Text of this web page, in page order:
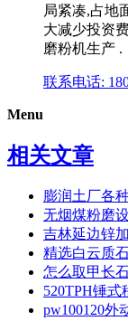
局紧凑,占地
大减少投资
磨粉机生产 .
联系电话:
Menu
相关文章
膨润土厂各
无烟煤粉磨
吉林延边锌
精选白云质
怎么取甲长石
520TPH锤式
pw100120外